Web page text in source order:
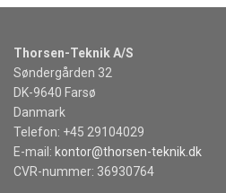
Thorsen-Teknik A/S
Søndergården 32
DK-9640 Farsø
Danmark
Telefon: +45 29104029
E-mail: kontor@thorsen-teknik.dk
CVR-nummer: 36930764